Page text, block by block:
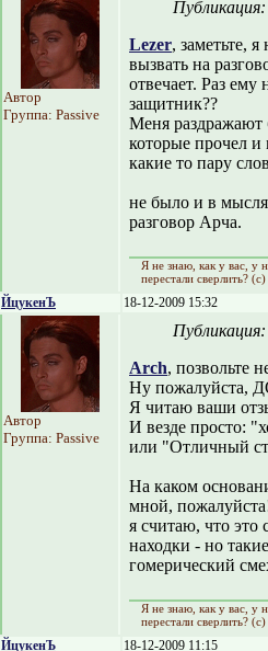
Автор
Группа: Passive
Lezer, заметьте,
вызвать на
отвечает. Раз ему
защитник??
Меня раздражают
которые прочел и
какие то пару
не было и в
разговор Арча.
Я не знаю, как y вас, y
перестали сверлить? (с)
ЙцукенЪ 18-12-2009 15:32
Автор
Группа: Passive
Arch, позвольте
Ну пожалуйста,
Я читаю ваши
И везде просто:
или "Отличный
На каком
мной,
я считаю, что это
находки - но
гомерический
Я не знаю, как y вас, y
перестали сверлить? (с)
ЙцукенЪ 18-12-2009 11:15